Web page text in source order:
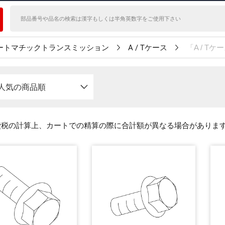
トマチックトランスミッション A / Tケース 「A / Tケ
気の商品順
の計算上、カートでの精算の際に合計額が異なる場合がありま